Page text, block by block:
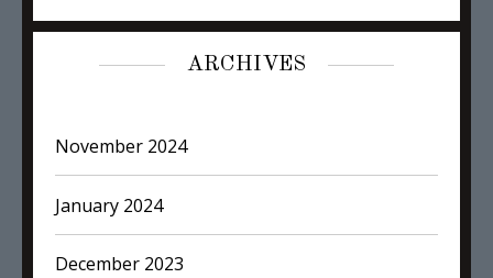
ARCHIVES
November 2024
January 2024
December 2023